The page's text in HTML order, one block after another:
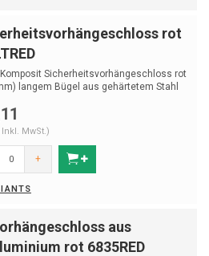
rot
Sicherheitsvorhängeschloss rot
langem Bügel aus gehärtetem Stahl
Inkl. MwSt.)
+
aus
rot 6835RED